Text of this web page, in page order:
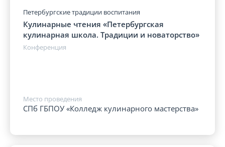
Петербургские традиции воспитания
Кулинарные чтения «Петербургская
кулинарная школа. Традиции и новаторство»
Конференция
Место проведения
СПб ГБПОУ «Колледж кулинарного мастерства»